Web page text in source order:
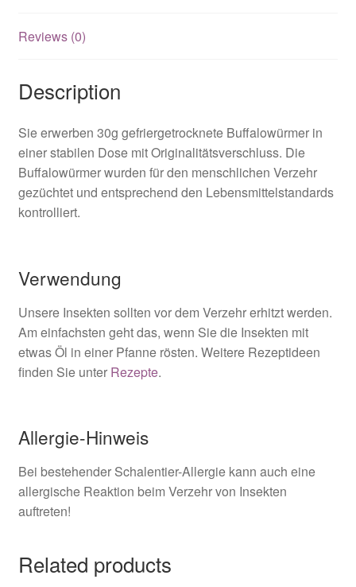
Reviews (0)
Description
Sie erwerben 30g gefriergetrocknete Buffalowürmer in
einer stabilen Dose mit Originalitätsverschluss. Die
Buffalowürmer wurden für den menschlichen Verzehr
gezüchtet und entsprechend den Lebensmittelstandards
kontrolliert.
Verwendung
Unsere Insekten sollten vor dem Verzehr erhitzt werden.
Am einfachsten geht das, wenn Sie die Insekten mit
etwas Öl in einer Pfanne rösten. Weitere Rezeptideen
finden Sie unter Rezepte.
Allergie-Hinweis
Bei bestehender Schalentier-Allergie kann auch eine
allergische Reaktion beim Verzehr von Insekten
auftreten!
Related products